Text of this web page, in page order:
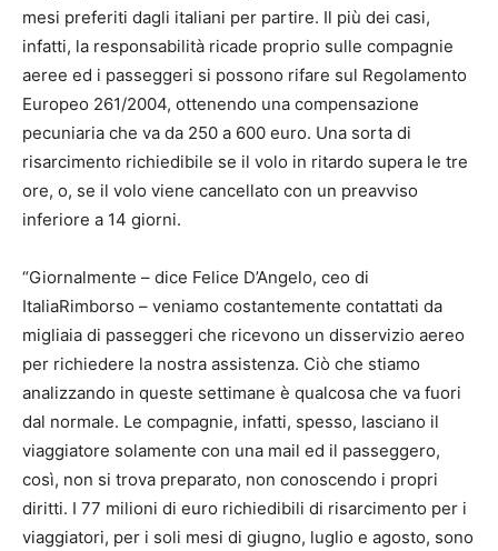
mesi preferiti dagli italiani per partire. Il più dei casi,
infatti, la responsabilità ricade proprio sulle compagnie
aeree ed i passeggeri si possono rifare sul Regolamento
Europeo 261/2004, ottenendo una compensazione
pecuniaria che va da 250 a 600 euro. Una sorta di
risarcimento richiedibile se il volo in ritardo supera le tre
ore, o, se il volo viene cancellato con un preavviso
inferiore a 14 giorni.
“Giornalmente – dice Felice D’Angelo, ceo di
ItaliaRimborso – veniamo costantemente contattati da
migliaia di passeggeri che ricevono un disservizio aereo
per richiedere la nostra assistenza. Ciò che stiamo
analizzando in queste settimane è qualcosa che va fuori
dal normale. Le compagnie, infatti, spesso, lasciano il
viaggiatore solamente con una mail ed il passeggero,
così, non si trova preparato, non conoscendo i propri
diritti. I 77 milioni di euro richiedibili di risarcimento per i
viaggiatori, per i soli mesi di giugno, luglio e agosto, sono